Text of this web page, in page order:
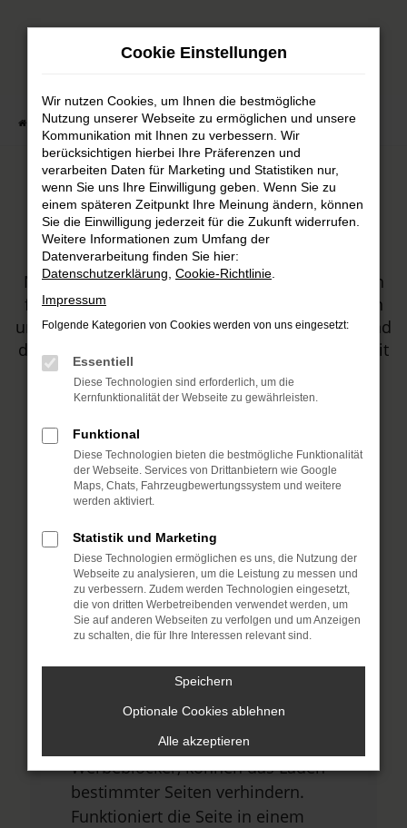
Zum
Startseite Automobile Fahrzeugmarkt
Unser Fahrzeugbestand
HARKE MOTORS ist Ihr Autohaus, sowohl für
Neuwagen von Honda und Mitsubishi, als auch
für Tageszulassungen und Gebrauchtwagen. In
unserem Sortiment werden Sie sicher fündig und
dürfen sich zudem auf erstklassige Beratung mit
viel Leidenschaft freuen.
Fehler: Network Error
Beim Laden ist ein Fehler aufgetreten.
können:
Überprüfe deine Firewall und
deine Internetverbindung.
Laden andere Webseiten, zum
Beispiel deine Suchmaschine?
Browsererweiterungen.
Manche Erweiterungen, wie
Werbeblocker, können das Laden
bestimmter Seiten verhindern.
Funktioniert die Seite in einem
Cookie Einstellungen
Wir nutzen Cookies, um Ihnen die bestmögliche
Nutzung unserer Webseite zu ermöglichen und unsere
Kommunikation mit Ihnen zu verbessern. Wir
berücksichtigen hierbei Ihre Präferenzen und
verarbeiten Daten für Marketing und Statistiken nur,
wenn Sie uns Ihre Einwilligung geben. Wenn Sie zu
einem späteren Zeitpunkt Ihre Meinung ändern, können
Sie die Einwilligung jederzeit für die Zukunft widerrufen.
Weitere Informationen zum Umfang der
Datenverarbeitung finden Sie hier:
Datenschutzerklärung Cookie-Richtlinie
Impressum
Folgende Kategorien von Cookies werden von uns eingesetzt:
Essentiell
Diese Technologien sind erforderlich, um die
Kernfunktionalität der Webseite zu gewährleisten.
Funktional
Diese Technologien bieten die bestmögliche Funktionalität
der Webseite. Services von Drittanbietern wie Google
Maps, Chats, Fahrzeugbewertungssystem und weitere
werden aktiviert.
Statistik und Marketing
Diese Technologien ermöglichen es uns, die Nutzung der
Webseite zu analysieren, um die Leistung zu messen und
zu verbessern. Zudem werden Technologien eingesetzt,
die von dritten Werbetreibenden verwendet werden, um
Sie auf anderen Webseiten zu verfolgen und um Anzeigen
zu schalten, die für Ihre Interessen relevant sind.
Speichern
Optionale Cookies ablehnen
Alle akzeptieren